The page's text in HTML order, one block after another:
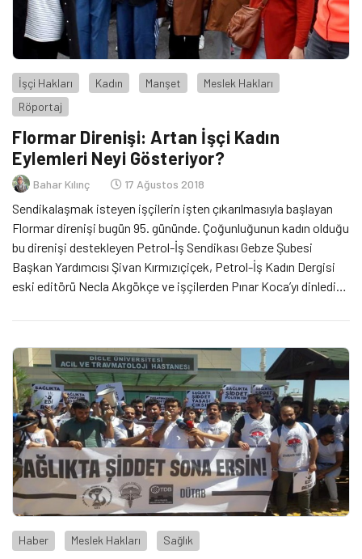
İşçi Hakları Kadın Manşet
Meslek Hakları
Röportaj
Flormar Direnişi: Artan İşçi Kadın
Eylemleri Neyi Gösteriyor?
Bahar Kılınç 17 Ağustos 2018
Sendikalaşmak isteyen işçilerin işten çıkarılmasıyla başlayan
Flormar direnişi bugün 95. gününde. Çoğunluğunun kadın olduğu
bu direnişi destekleyen Petrol-İş Sendikası Gebze Şubesi
Başkan Yardımcısı Şivan Kırmızıçiçek, Petrol-İş Kadın Dergisi
eski editörü Necla Akgökçe ve işçilerden Pınar Koca’yı dinledik.
sendikalar üzerindeki etkisi hakkında konuştu.
Haber Meslek Hakları Sağlık